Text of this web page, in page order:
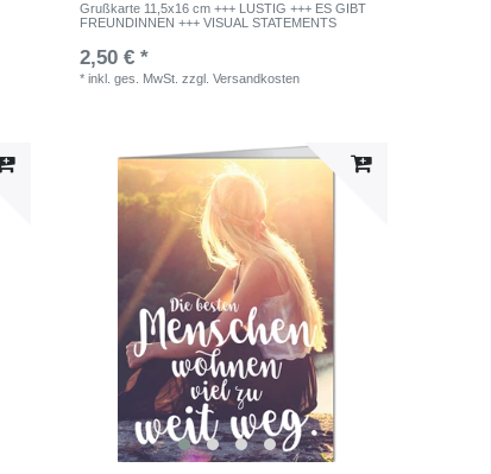
Grußkarte 11,5x16 cm +++ LUSTIG +++ ES GIBT
FREUNDINNEN +++ VISUAL STATEMENTS
2,50 € *
*inkl. ges. MwSt. zzgl.Versandkosten